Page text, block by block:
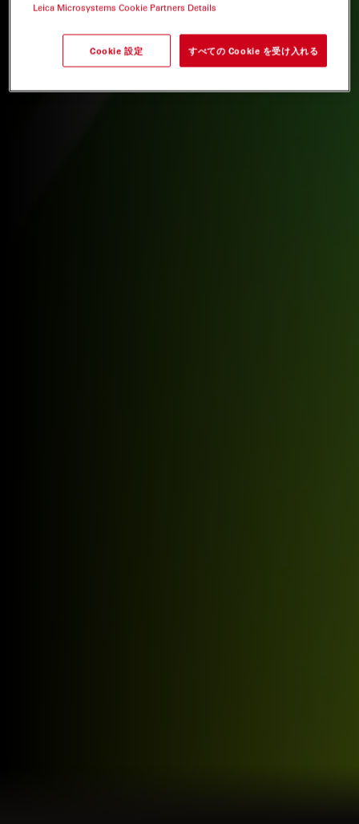
Leica Microsystems Cookie Partners Details
Cookie 設定 すべての Cookie を受け入れる